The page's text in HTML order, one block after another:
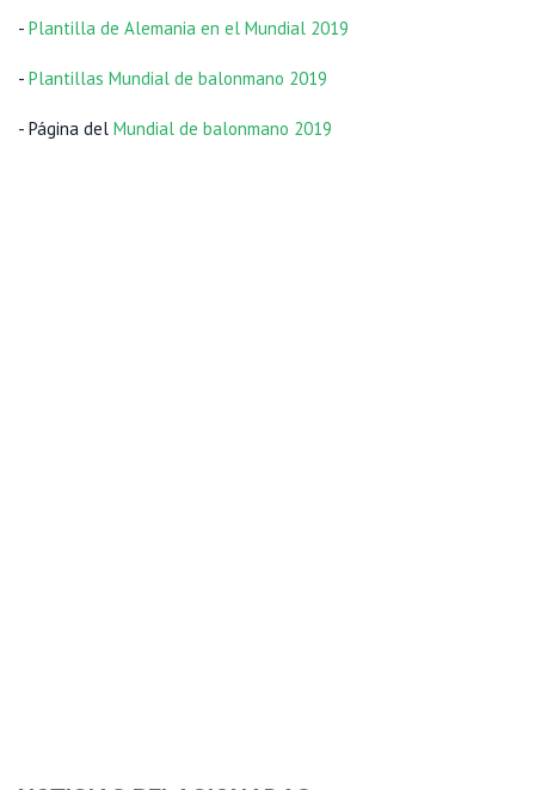
- Plantilla de Alemania en el Mundial 2019
- Plantillas Mundial de balonmano 2019
- Página del Mundial de balonmano 2019